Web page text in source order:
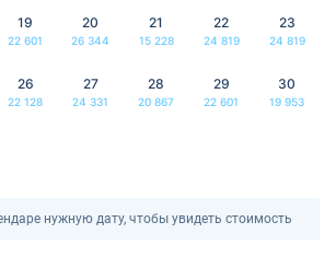
19
22 601
20
26 344
21
15 228
22
24 819
23
24 819
26
22 128
27
24 331
28
20 867
29
22 601
30
19 953
нужную дату, чтобы увидеть стоимость